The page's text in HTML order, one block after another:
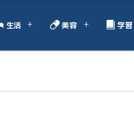
生活 美容 学習